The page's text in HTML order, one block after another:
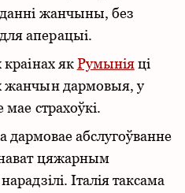
жанчыны, без
аперацыі.
краінах якРумыніяці
жанчын дармовыя, у
страхоўкі.
дармовае абслугоўванне
цяжарным
Італія таксама